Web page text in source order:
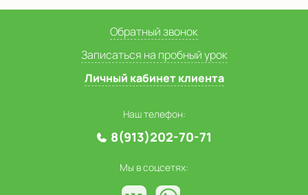
Обратный звонок
Записаться на пробный урок
Личный кабинет клиента
Наш телефон:
8(913)202-70-71
Мы в соцсетях: